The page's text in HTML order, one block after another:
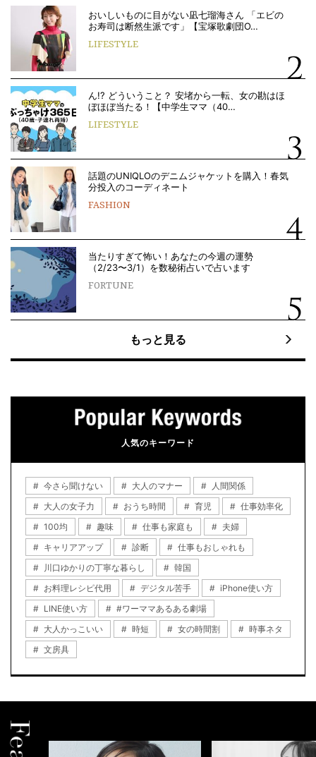
おいしいものに目がない凪七瑠海さん 「エビの
お寿司は断然生派です」【宝塚歌劇団O…
LIFESTYLE
ん!? どういうこと？ 安堵から一転、女の勘はほ
ぼほぼ当たる！【中学生ママ（40…
LIFESTYLE
話題のUNIQLOのデニムジャケットを購入！春気
分投入のコーディネート
FASHION
当たりすぎて怖い！あなたの今週の運勢
（2/23〜3/1）を数秘術占いで占います
FORTUNE
もっと見る
人気のキーワード
今さら聞けない 大人のマナー
人間関係
大人の女子力
おうち時間 育児
仕事効率化
100均
趣味 仕事も家庭も
夫婦
キャリアアップ
診断
仕事もおしゃれも
川口ゆかりの丁寧な暮らし
韓国
お料理レシピ代用
デジタル苦手
iPhone使い方
LINE使い方
#ワーママあるある劇場
大人かっこいい
時短 女の時間割
時事ネタ
文房具